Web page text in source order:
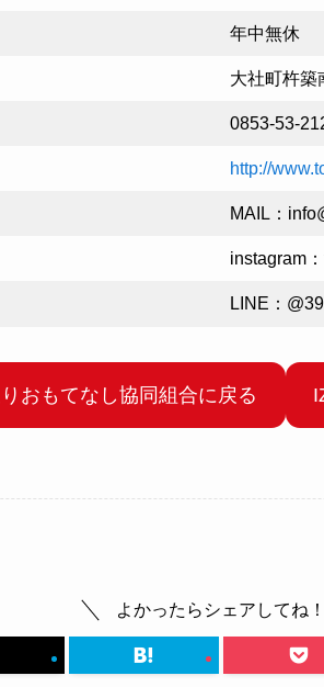
年中無休
大社町杵築
0853-53-
http://
MAIL：
instagram
LINE：
おもてなし協同組合に戻る
よかったらシェアしてね！